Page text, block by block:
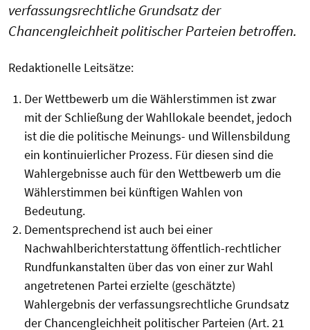
verfassungsrechtliche Grundsatz der
Chancengleichheit politischer Parteien betroffen.
Redaktionelle Leitsätze:
Der Wettbewerb um die Wählerstimmen ist zwar
mit der Schließung der Wahllokale beendet, jedoch
ist die die politische Meinungs- und Willensbildung
ein kontinuierlicher Prozess. Für diesen sind die
Wahlergebnisse auch für den Wettbewerb um die
Wählerstimmen bei künftigen Wahlen von
Bedeutung.
Dementsprechend ist auch bei einer
Nachwahlberichterstattung öffentlich-rechtlicher
Rundfunkanstalten über das von einer zur Wahl
angetretenen Partei erzielte (geschätzte)
Wahlergebnis der verfassungsrechtliche Grundsatz
der Chancengleichheit politischer Parteien (Art. 21